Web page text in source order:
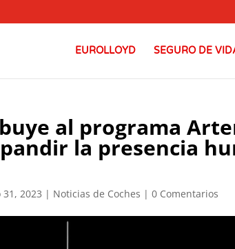
EUROLLOYD SEGURO DE
al programa
la presencia
31, 2023 | Noticias de Coches |0 Comentarios